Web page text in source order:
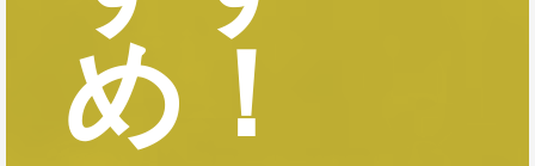
め！